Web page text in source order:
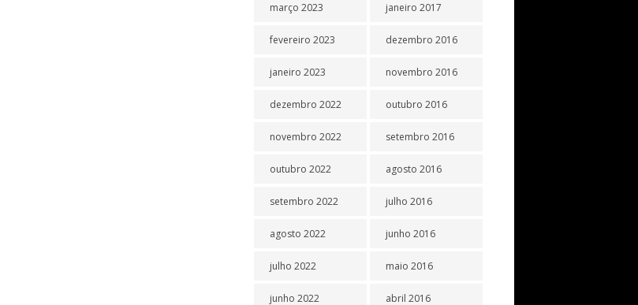
março 2023
fevereiro 2023
janeiro 2023
dezembro 2022
novembro 2022
outubro 2022
setembro 2022
agosto 2022
julho 2022
junho 2022
janeiro 2017
dezembro 2016
novembro 2016
outubro 2016
setembro 2016
agosto 2016
julho 2016
junho 2016
maio 2016
abril 2016